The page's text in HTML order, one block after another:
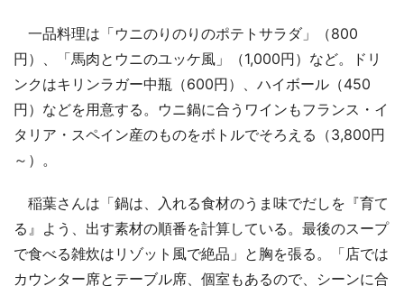
一品料理は「ウニのりのりのポテトサラダ」（800
円）、「馬肉とウニのユッケ風」（1,000円）など。ドリ
ンクはキリンラガー中瓶（600円）、ハイボール（450
円）などを用意する。ウニ鍋に合うワインもフランス・イ
タリア・スペイン産のものをボトルでそろえる（3,800円
～）。
稲葉さんは「鍋は、入れる食材のうま味でだしを『育て
る』よう、出す素材の順番を計算している。最後のスープ
で食べる雑炊はリゾット風で絶品」と胸を張る。「店では
カウンター席とテーブル席、個室もあるので、シーンに合